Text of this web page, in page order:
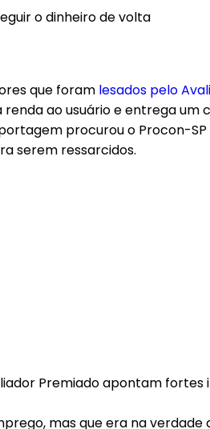
o dinheiro de volta
que foram lesados pelo
ao usuário e entrega um
procurou o Procon-
serem ressarcidos.
Premiado apontam fortes
mas que era na verdade